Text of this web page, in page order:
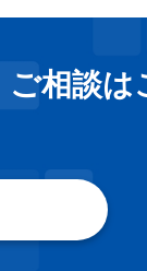
ご相談は